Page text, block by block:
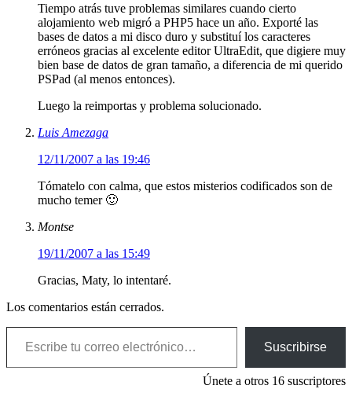
Tiempo atrás tuve problemas similares cuando cierto
alojamiento web migró a PHP5 hace un año. Exporté las
bases de datos a mi disco duro y substituí los caracteres
erróneos gracias al excelente editor UltraEdit, que digiere muy
bien base de datos de gran tamaño, a diferencia de mi querido
PSPad (al menos entonces).
Luego la reimportas y problema solucionado.
Luis Amezaga
12/11/2007 a las 19:46
Tómatelo con calma, que estos misterios codificados son de
mucho temer 🙂
Montse
19/11/2007 a las 15:49
Gracias, Maty, lo intentaré.
Los comentarios están cerrados.
Escribe tu correo electrónico…
Suscribirse
Únete a otros 16 suscriptores